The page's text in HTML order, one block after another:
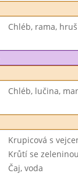
Chléb, rama,
Chléb, lučina,
Krupicová s
Krůtí se
Čaj, voda